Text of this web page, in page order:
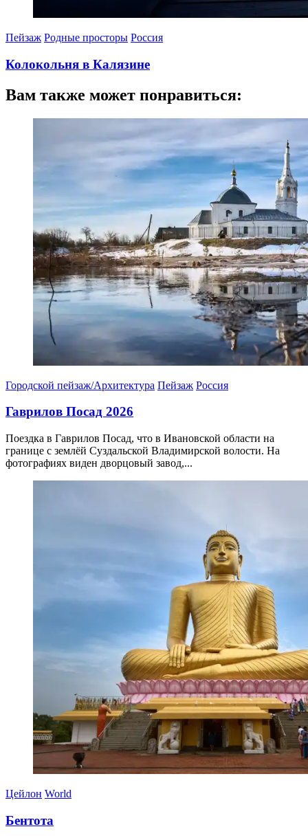
Пейзаж Родные просторы Россия
Колокольня в Калязине
09.05.202509.05.2025
Вам также может понравиться:
Городской пейзаж/Архитектура Пейзаж Россия
Гаврилов Посад 2026
Поездка в Гаврилов Посад, что в Ивановской области на
границе с землёй Суздальской Владимирской волости. На
фотографиях виден дворцовый завод,...
Цейлон World
Бентота